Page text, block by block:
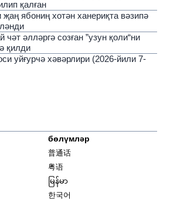
қалған
җаң ябониң хотән ханериқта вәзипә
чәт әлләргә созған ”узун қоли“ни
қилди
уйғурчә хәвәрлири (2026-йили 7-
бөлүмләр
普通话
粤语
မြန်မာ
한국어